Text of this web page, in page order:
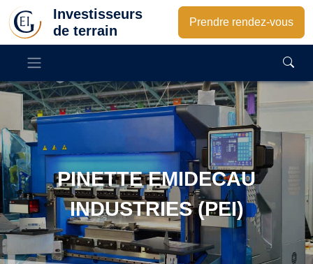
Investisseurs
de terrain
Prendre rendez-vous
PINETTE EMIDECAU
INDUSTRIES (PEI)